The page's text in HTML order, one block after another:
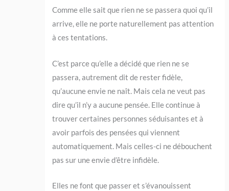
Comme elle sait que rien ne se passera quoi qu’il
arrive, elle ne porte naturellement pas attention
à ces tentations.
C’est parce qu’elle a décidé que rien ne se
passera, autrement dit de rester fidèle,
qu’aucune envie ne naît. Mais cela ne veut pas
dire qu’il n’y a aucune pensée. Elle continue à
trouver certaines personnes séduisantes et à
avoir parfois des pensées qui viennent
automatiquement. Mais celles-ci ne débouchent
pas sur une envie d’être infidèle.
Elles ne font que passer et s’évanouissent